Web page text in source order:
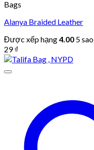
Bags
Alanya Braided Leather
Được xếp hạng4.00 5 sao
29₫